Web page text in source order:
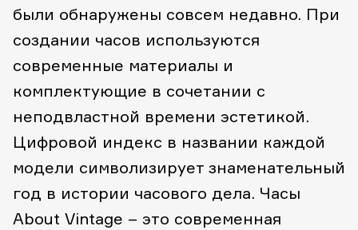
были обнаружены совсем недавно. При
создании часов используются
современные материалы и
комплектующие в сочетании с
неподвластной времени эстетикой.
Цифровой индекс в названии каждой
модели символизирует знаменательный
год в истории часового дела. Часы
About Vintage – это современная